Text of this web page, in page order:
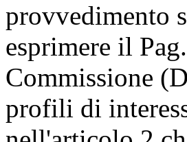
provvedimento
esprimere il
Commissione
profili di